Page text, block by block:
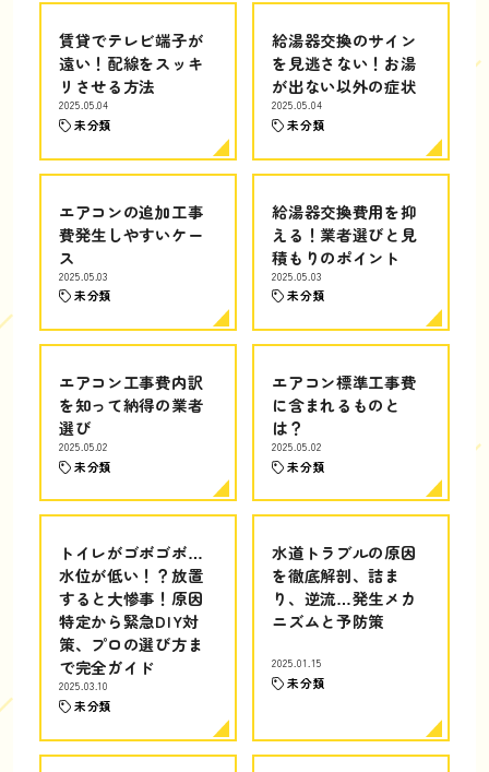
賃貸でテレビ端子が
遠い！配線をスッキ
リさせる方法
2025.05.04
未分類
給湯器交換のサイン
を見逃さない！お湯
が出ない以外の症状
2025.05.04
未分類
エアコンの追加工事
費発生しやすいケー
ス
2025.05.03
未分類
給湯器交換費用を抑
える！業者選びと見
積もりのポイント
2025.05.03
未分類
エアコン工事費内訳
を知って納得の業者
選び
2025.05.02
未分類
エアコン標準工事費
に含まれるものと
は？
2025.05.02
未分類
トイレがゴボゴボ…
水位が低い！？放置
すると大惨事！原因
特定から緊急DIY対
策、プロの選び方ま
で完全ガイド
2025.03.10
未分類
水道トラブルの原因
を徹底解剖、詰ま
り、逆流…発生メカ
ニズムと予防策
2025.01.15
未分類